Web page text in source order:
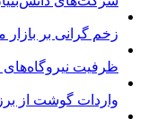
زخم گرانی بر بازار
ظرفیت نیروگاه‌های
واردات گوشت از